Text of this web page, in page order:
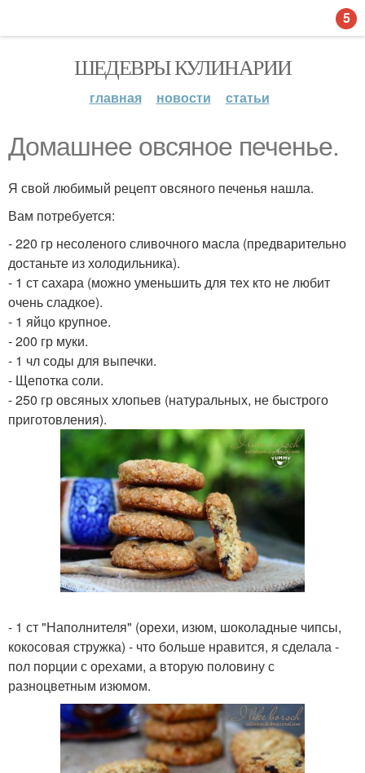
ШЕДЕВРЫ КУЛИНАРИИ
главная новости статьи
Домашнее овсяное печенье.
Я свой любимый рецепт овсяного печенья нашла.
Вам потребуется:
- 220 гр несоленого сливочного масла (предварительно
достаньте из холодильника).
- 1 ст сахара (можно уменьшить для тех кто не любит
очень сладкое).
- 1 яйцо крупное.
- 200 гр муки.
- 1 чл соды для выпечки.
- Щепотка соли.
- 250 гр овсяных хлопьев (натуральных, не быстрого
приготовления).
- 1 ст "Наполнителя" (орехи, изюм, шоколадные чипсы,
кокосовая стружка) - что больше нравится, я сделала -
пол порции с орехами, а вторую половину с
разноцветным изюмом.
5